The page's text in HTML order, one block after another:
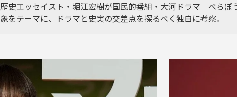
歴史エッセイスト・堀江宏樹が国民的番組・大河ドラマ『べらぼ
象をテーマに、ドラマと史実の交差点を探るべく独自に考察。